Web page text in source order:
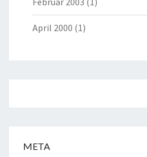
April 2000 (1)
META